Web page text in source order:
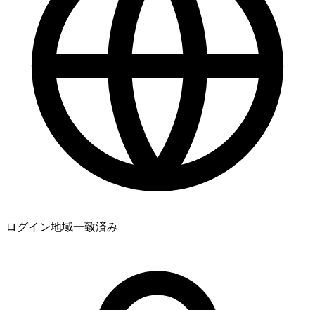
完璧です！進捗状況をリアルタイムで確認できますか？
最高です、ありがとうございます 🧡
ログイン地域一致済み